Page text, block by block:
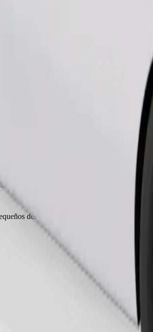
deben ir en transportín y los asientos